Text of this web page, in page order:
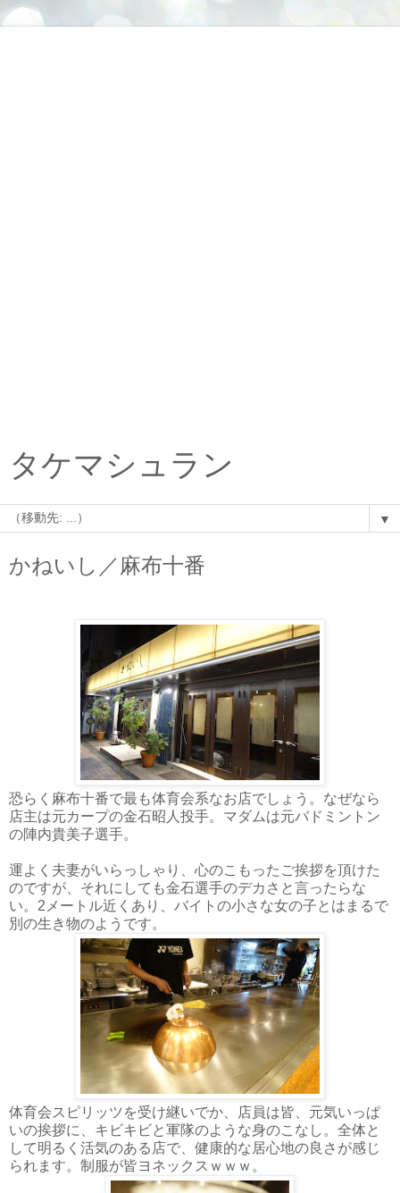
タケマシュラン
▼
かねいし／麻布十番
恐らく麻布十番で最も体育会系なお店でしょう。なぜなら
店主は元カープの金石昭人投手。マダムは元バドミントン
の陣内貴美子選手。
運よく夫妻がいらっしゃり、心のこもったご挨拶を頂けた
のですが、それにしても金石選手のデカさと言ったらな
い。2メートル近くあり、バイトの小さな女の子とはまるで
別の生き物のようです。
体育会スピリッツを受け継いでか、店員は皆、元気いっぱ
いの挨拶に、キビキビと軍隊のような身のこなし。全体と
して明るく活気のある店で、健康的な居心地の良さが感じ
られます。制服が皆ヨネックスｗｗｗ。